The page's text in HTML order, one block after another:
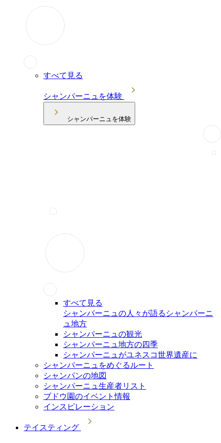
すべて見る
シャンパーニュを体験
シャンパーニュを体験
すべて見る
シャンパーニュの人々が語るシャンパーニ
ュ地方
シャンパーニュの観光
シャンパーニュ地方の四季
シャンパーニュがユネスコ世界遺産に
シャンパーニュをめぐるルート
シャンパンの地図
シャンパーニュ生産者リスト
ブドウ園のイベント情報
インスピレーション
テイスティング